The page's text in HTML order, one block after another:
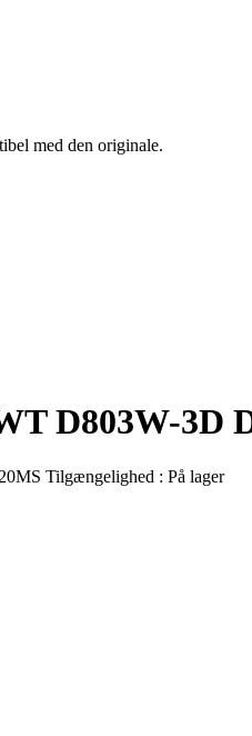
med den originale.
D803W-3D
Tilgængelighed : På lager